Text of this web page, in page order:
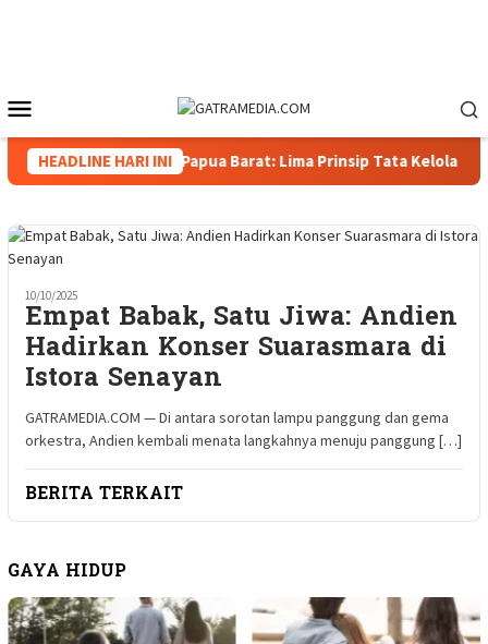
Mobile
HEADLINE HARI INI
Wakapolda Papua Barat: Lima Prinsip Tata Kelola
10/10/2025
Empat Babak, Satu Jiwa: Andien
Hadirkan Konser Suarasmara di
Istora Senayan
GATRAMEDIA.COM — Di antara sorotan lampu panggung dan gema
orkestra, Andien kembali menata langkahnya menuju panggung […]
BERITA TERKAIT
GAYA HIDUP